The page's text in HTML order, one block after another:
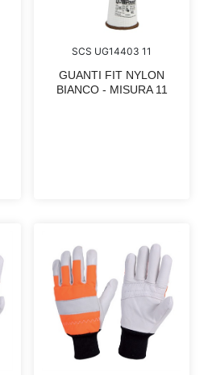
SCS UG14403 11
GUANTI FIT NYLON
BIANCO - MISURA 11